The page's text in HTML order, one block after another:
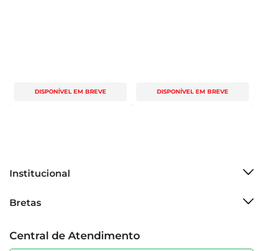
DISPONÍVEL EM BREVE DISPONÍVEL EM BREVE
Institucional
Grupo Cencosud
Sobre privacidade
Bretas
Produtos Bretas
Central de Atendimento